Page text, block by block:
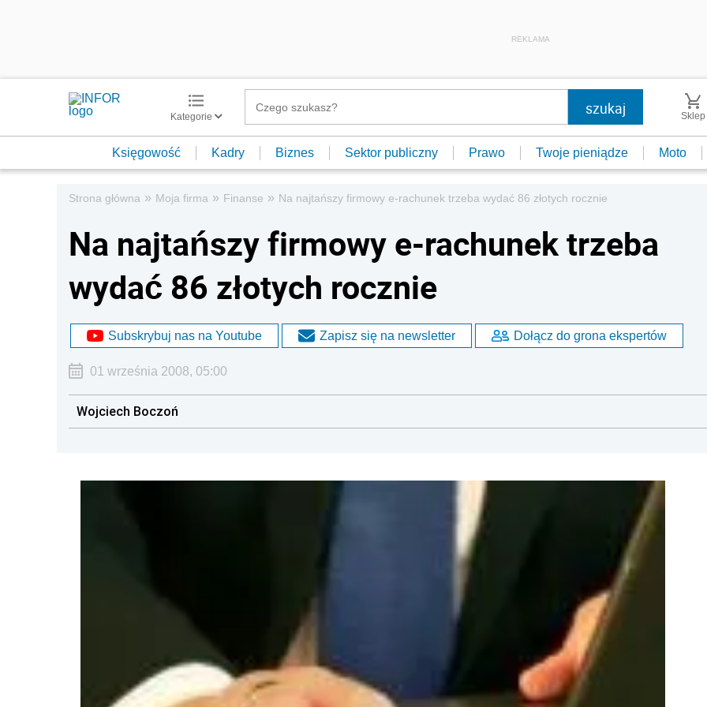
REKLAMA
Kategorie Sklep
Księgowość Kadry Biznes Sektor publiczny Prawo Twoje pieniądze Moto
Strona główna » Moja firma » Finanse » Na najtańszy firmowy e-rachunek trzeba wydać 86 złotych rocznie
Na najtańszy firmowy e-rachunek trzeba
wydać 86 złotych rocznie
Subskrybuj nas na Youtube Zapisz się na newsletter Dołącz do grona ekspertów
01 września 2008, 05:00
Wojciech Boczoń